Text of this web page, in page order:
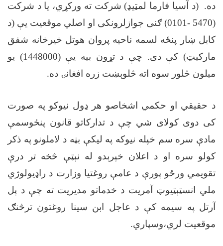
ده. (د آسیا فارما لمټیډ) شرکت ته ورکړي، یا د شرکت
(5470 -0101) ګنی جوازلرونکی او اصلي موقعیت یې (د
کابل ښار پنځه لسمه ناحیه پروان هوتل خیرخانه شفق
مارکیټ) کې دی. چې د تړون بیه یې (1448000) یو
میلون څلور سوه اته څلوېښت زره افغانۍ ده.
د حقیقي او حکمي اشخاصو هر ډول نیوکو په صورت
کی دوی کولای شي چې د تدارکاتو قانون پنځوسمې
مادې سره سم خپله نیوکه په لیکې بڼه د لاملونو په ذکر
کولو سره او د اعلان خپرېدو له نېټې څخه تر درې
تقویمي ورځو پورې د عامې روغتیا وزارت د راډیولوژي
ملي انسټېټيوټ آمریت د خدماتو مدیریت ته چې د پل
آرتل په سیمه کې د عاجل ابن سینا روغتون ترڅنګ
موقعیت لري،وسپاري.